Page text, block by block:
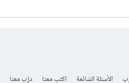
الأسئلة الشائعة اكتب معنا درّب معنا